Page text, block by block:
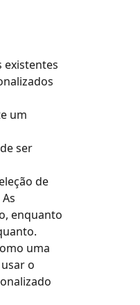
um
ser
de
enquanto
uma
o